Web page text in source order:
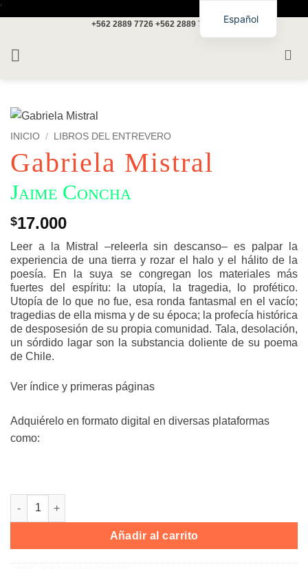
'
+562 2889 7726 +562 2889 7717
INICIO / LIBROS DEL ENTREVERO
Gabriela Mistral
Jaime Concha
$17.000
Leer a la Mistral –releerla sin descanso– es palpar la
experiencia de una tierra y rozar el halo y el hálito de la
poesía. En la suya se congregan los materiales más
fuertes del espíritu: la utopía, la tragedia, lo profético.
Utopía de lo que no fue, esa ronda fantasmal en el vacío;
tragedias de ella misma y de su época; la profecía histórica
de desposesión de su propia comunidad. Tala, desolación,
un sórdido lagar son la substancia doliente de su poema
de Chile.
Ver índice y primeras páginas
Adquiérelo en formato digital en diversas plataformas
como:
Gabriela Mistral cantidad
Añadir al carrito
Español